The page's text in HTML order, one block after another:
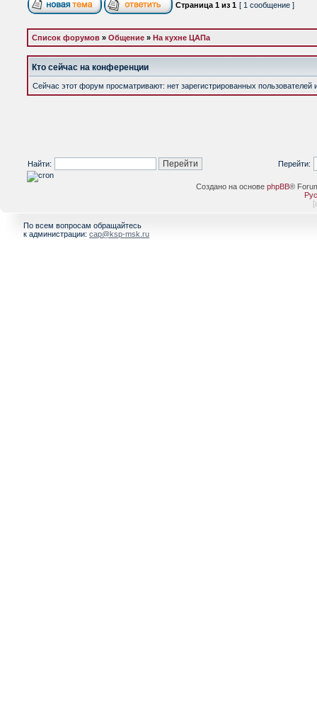
Страница 1 из 1 [ 1 сообщение ]
Список форумов » Общение » На кухне ЦАПа
Кто сейчас на конференции
Сейчас этот форум просматривают: нет зарегистрированных пользователей
Найти: Перейти:
Создано на основе phpBB®
[
По всем вопросам обращайтесь
к администрации: cap@ksp-msk.ru